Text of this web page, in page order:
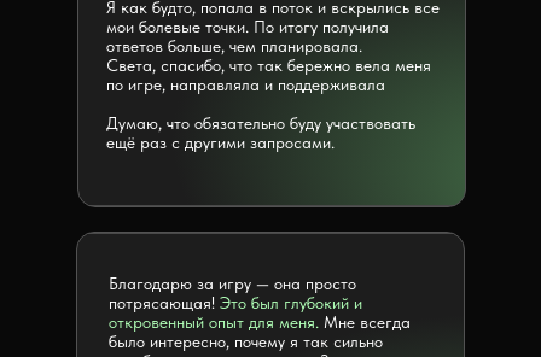
Я как будто, попала в поток и вскрылись все
мои болевые точки. По итогу получила
ответов больше, чем планировала.
Света, спасибо, что так бережно вела меня
по игре, направляла и поддерживала
Думаю, что обязательно буду участвовать
ещё раз с другими запросами.
Благодарю за игру — она просто
потрясающая! Это был глубокий и
откровенный опыт для меня. Мне всегда
было интересно, почему я так сильно